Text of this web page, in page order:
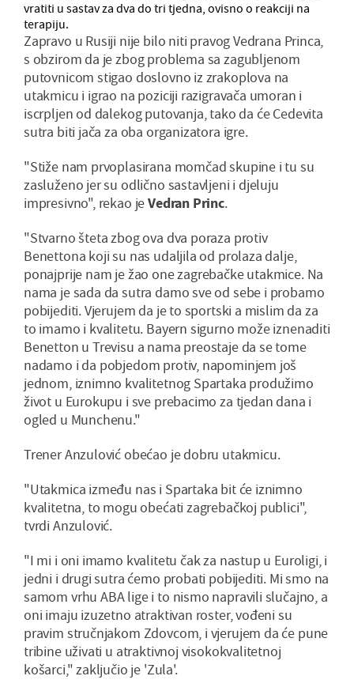
vratiti u sastav za dva do tri tjedna, ovisno o reakciji na
terapiju.
Zapravo u Rusiji nije bilo niti pravog Vedrana Princa,
s obzirom da je zbog problema sa zagubljenom
putovnicom stigao doslovno iz zrakoplova na
utakmicu i igrao na poziciji razigravača umoran i
iscrpljen od dalekog putovanja, tako da će Cedevita
sutra biti jača za oba organizatora igre.
"Stiže nam prvoplasirana momčad skupine i tu su
zasluženo jer su odlično sastavljeni i djeluju
impresivno", rekao jeVedran Princ.
"Stvarno šteta zbog ova dva poraza protiv
Benettona koji su nas udaljila od prolaza dalje,
ponajprije nam je žao one zagrebačke utakmice. Na
nama je sada da sutra damo sve od sebe i probamo
pobijediti. Vjerujem da je to sportski a mislim da za
to imamo i kvalitetu. Bayern sigurno može iznenaditi
Benetton u Trevisu a nama preostaje da se tome
nadamo i da pobjedom protiv, napominjem još
jednom, iznimno kvalitetnog Spartaka produžimo
život u Eurokupu i sve prebacimo za tjedan dana i
ogled u Munchenu."
Trener Anzulović obećao je dobru utakmicu.
"Utakmica između nas i Spartaka bit će iznimno
kvalitetna, to mogu obećati zagrebačkoj publici",
tvrdi Anzulović.
"I mi i oni imamo kvalitetu čak za nastup u Euroligi, i
jedni i drugi sutra ćemo probati pobijediti. Mi smo na
samom vrhu ABA lige i to nismo napravili slučajno, a
oni imaju izuzetno atraktivan roster, vođeni su
pravim stručnjakom Zdovcom, i vjerujem da će pune
tribine uživati u atraktivnoj visokokvalitetnoj
košarci," zaključio je 'Zula'.